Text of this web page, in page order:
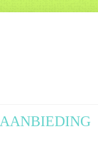
AANBIEDING